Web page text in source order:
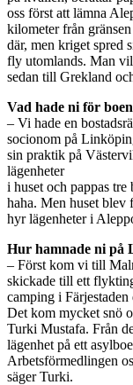
oss först att lämna
kilometer från
där, men kriget spred
fly utomlands. Man
sedan till Grekland
Vad hade ni för
– Vi hade en
socionom på
sin praktik på
lägenheter
i huset och pappas tre
haha. Men huset blev
hyr lägenheter i
Hur hamnade ni på
– Först kom vi till
skickade till ett
camping i
Det kom mycket snö
Turki Mustafa. Från
lägenhet på ett
Arbetsförmedlingen
säger Turki.